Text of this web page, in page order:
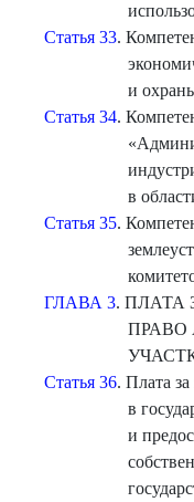
Статья 33.
и
Статья 34.
в
Статья 35.
ГЛАВА 3. ПЛАТА
ПРАВО
Статья 36. Плата
в
и